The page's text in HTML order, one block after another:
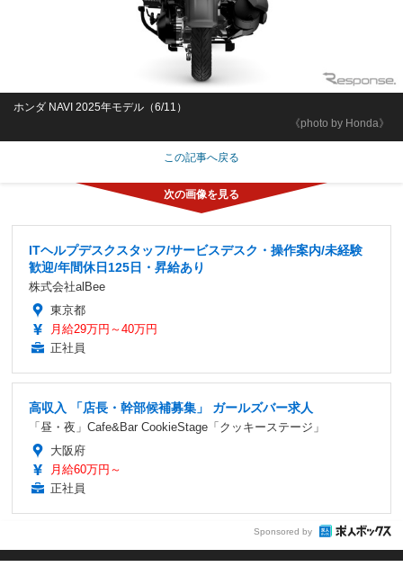
《photo by Honda》
ホンダ NAVI 2025年モデル（6/11）
この記事へ戻る
ITヘルプデスクスタッフ/サービスデスク・操作案内/未経験
歓迎/年間休日125日・昇給あり
株式会社alBee
東京都
月給29万円～40万円
正社員
高収入 「店長・幹部候補募集」 ガールズバー求人
「昼・夜」Cafe&Bar CookieStage「クッキーステージ」
大阪府
月給60万円～
正社員
Sponsored by